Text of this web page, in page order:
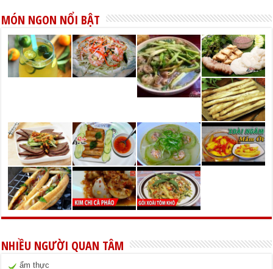
MÓN NGON NỔI BẬT
NHIỀU NGƯỜI QUAN TÂM
ẩm thực